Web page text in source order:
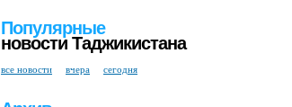
Популярные
новости Таджикистана
все новости вчера сегодня